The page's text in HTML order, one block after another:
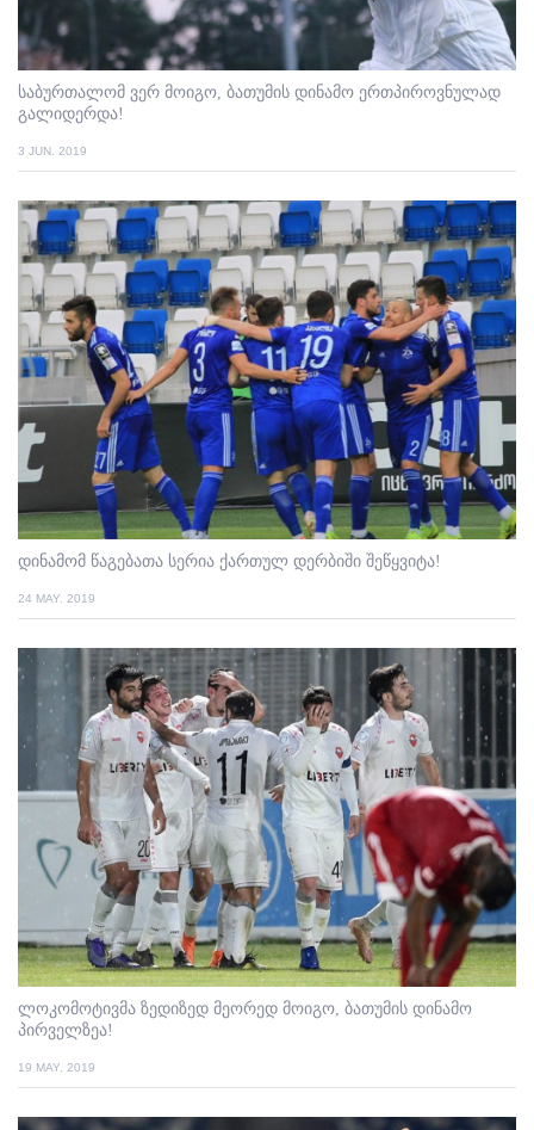
საბურთალომ ვერ მოიგო, ბათუმის დინამო ერთპიროვნულად
გალიდერდა!
3 JUN. 2019
დინამომ წაგებათა სერია ქართულ დერბიში შეწყვიტა!
24 MAY. 2019
ლოკომოტივმა ზედიზედ მეორედ მოიგო, ბათუმის დინამო
პირველზეა!
19 MAY. 2019